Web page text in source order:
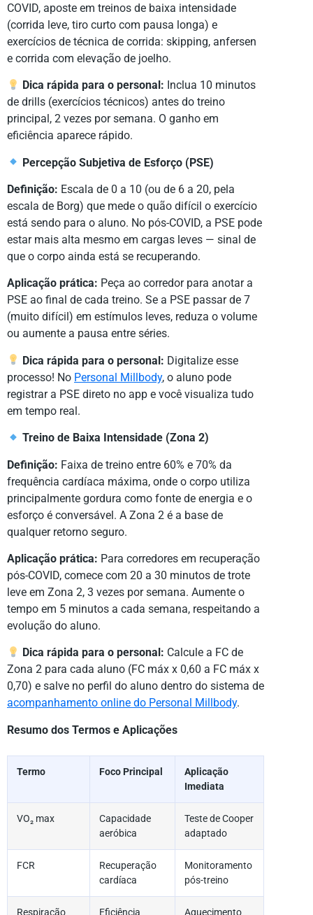
COVID, aposte em treinos de baixa intensidade
(corrida leve, tiro curto com pausa longa) e
exercícios de técnica de corrida: skipping, anfersen
e corrida com elevação de joelho.
Dica rápida para o personal: Inclua 10 minutos
de drills (exercícios técnicos) antes do treino
principal, 2 vezes por semana. O ganho em
eficiência aparece rápido.
Percepção Subjetiva de Esforço (PSE)
Definição: Escala de 0 a 10 (ou de 6 a 20, pela
escala de Borg) que mede o quão difícil o exercício
está sendo para o aluno. No pós-COVID, a PSE pode
estar mais alta mesmo em cargas leves — sinal de
que o corpo ainda está se recuperando.
Aplicação prática: Peça ao corredor para anotar a
PSE ao final de cada treino. Se a PSE passar de 7
(muito difícil) em estímulos leves, reduza o volume
ou aumente a pausa entre séries.
Dica rápida para o personal: Digitalize esse
processo! No Personal Millbody, o aluno pode
registrar a PSE direto no app e você visualiza tudo
em tempo real.
Treino de Baixa Intensidade (Zona 2)
Definição: Faixa de treino entre 60% e 70% da
frequência cardíaca máxima, onde o corpo utiliza
principalmente gordura como fonte de energia e o
esforço é conversável. A Zona 2 é a base de
qualquer retorno seguro.
Aplicação prática: Para corredores em recuperação
pós-COVID, comece com 20 a 30 minutos de trote
leve em Zona 2, 3 vezes por semana. Aumente o
tempo em 5 minutos a cada semana, respeitando a
evolução do aluno.
Dica rápida para o personal: Calcule a FC de
Zona 2 para cada aluno (FC máx x 0,60 a FC máx x
0,70) e salve no perfil do aluno dentro do sistema de
acompanhamento online do Personal Millbody.
Resumo dos Termos e Aplicações
Termo Foco Principal
Aplicação
Imediata
VO₂ max
Capacidade
aeróbica
Teste de Cooper
adaptado
FCR
Recuperação
cardíaca
Monitoramento
pós-treino
Respiração Eficiência Aquecimento